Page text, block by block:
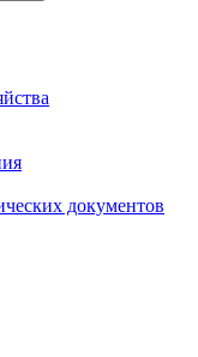
документов